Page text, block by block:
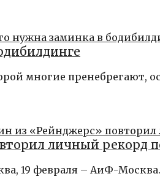
многие пренебрегают,
личный рекорд
19 февраля – АиФ-